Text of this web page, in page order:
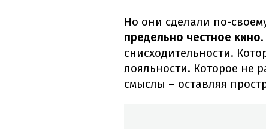
Но они сделали по-
предельно честное кино
снисходительности.
лояльности. Которое не
смыслы – оставляя